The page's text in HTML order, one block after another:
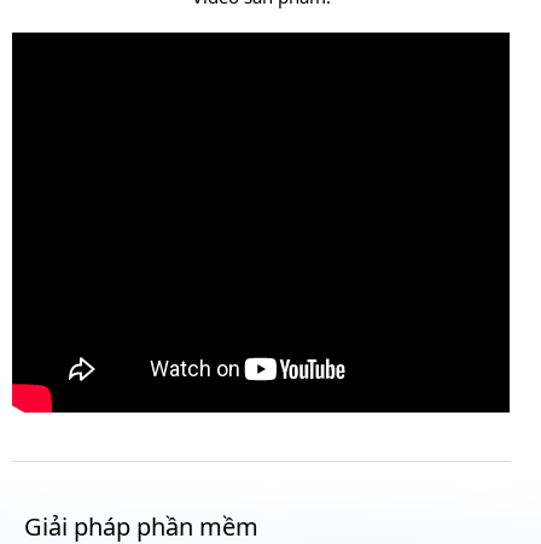
Giải pháp phần mềm